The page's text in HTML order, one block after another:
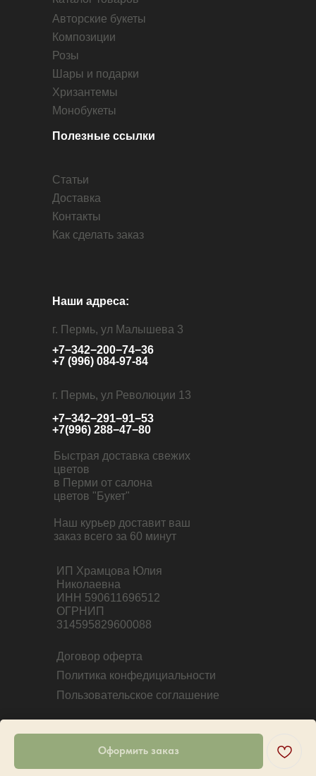
Оформить заказ
г. Пермь, ул Революции 13
г. Пермь, ул Малышева 3
Авторские букеты
Композиции
Розы
Шары и подарки
Хризантемы
Монобукеты
+7−342−291−91−53
+7(996) 288−47−80
+7−342−200−74−36
+7 (996) 084-97-84
Наши адреса:
Статьи
Доставка
Контакты
Как сделать заказ
Полезные ссылки
ИП Храмцова Юлия
Николаевна
ИНН 590611696512
ОГРНИП
314595829600088
Быстрая доставка свежих
цветов
в Перми от салона
цветов "Букет"
Наш курьер доставит ваш
заказ всего за 60 минут
Договор оферта
Пользовательское соглашение
Политика конфедициальности
Made on